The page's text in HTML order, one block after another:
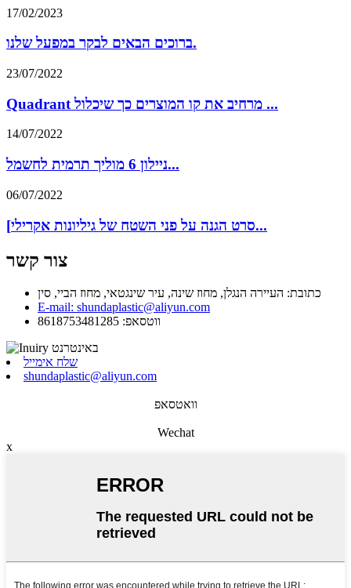
17/02/2023
ברוכים הבאים לבקר במפעל שלנו.
23/07/2022
Quadrant מרחיב את קו המוצרים כך שיכלול ...
14/07/2022
ניילון 6 מוליך תרמית לחשמל...
06/07/2022
[סרט הגנה על פני השטח של גיליונות אקרילי...
צור קשר
כתובת: העיירה הנגלן, מחוז שינה, עיר שינגטאי, מחוז הביי, סין
E-mail: shundaplastic@aliyun.com
ווטסאפ: 8618753481285
שלח אימייל
shundaplastic@aliyun.com
וואטסאפ
Wechat
x